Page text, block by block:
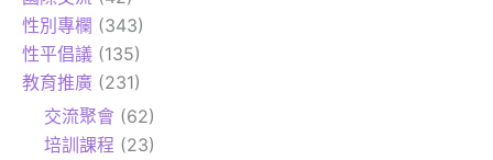
性別專欄 (343)
性平倡議 (135)
教育推廣 (231)
交流聚會 (62)
培訓課程 (23)